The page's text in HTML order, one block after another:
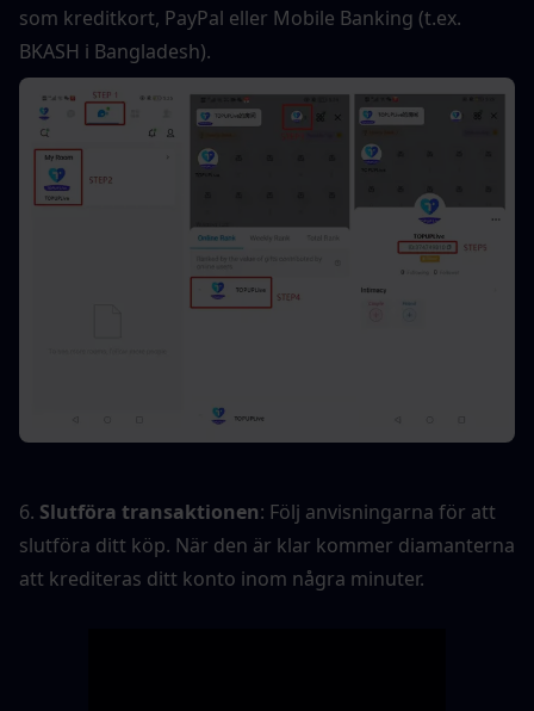
som kreditkort, PayPal eller Mobile Banking (t.ex.
BKASH i Bangladesh).
6. Slutföra transaktionen: Följ anvisningarna för att
slutföra ditt köp. När den är klar kommer diamanterna
att krediteras ditt konto inom några minuter.